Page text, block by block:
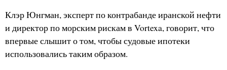
Клэр Юнгман, эксперт по контрабанде иранской нефти
и директор по морским рискам в Vortexa, говорит, что
впервые слышит о том, чтобы судовые ипотеки
использовались таким образом.